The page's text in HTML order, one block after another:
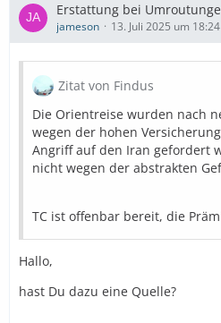
Erstattung bei
jameson 13. Juli 2025 um 18:24
Zitat von Findus
Die Orientreise wurden nach
wegen der hohen
Angriff auf den Iran gefordert
nicht wegen der abstrakten
TC ist offenbar bereit, die
Hallo,
hast Du dazu eine Quelle?